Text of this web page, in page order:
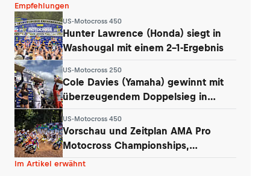
Empfehlungen
US-Motocross 450
Hunter Lawrence (Honda) siegt in
Washougal mit einem 2-1-Ergebnis
US-Motocross 250
Cole Davies (Yamaha) gewinnt mit
überzeugendem Doppelsieg in
US-Motocross 450
Vorschau und Zeitplan AMA Pro
Motocross Championships,
Washougal
Im Artikel erwähnt